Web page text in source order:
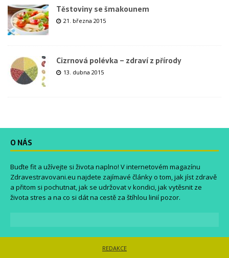
Těstoviny se šmakounem
21. března 2015
Cizrnová polévka – zdraví z přírody
13. dubna 2015
O NÁS
Buďte fit a užívejte si života naplno! V internetovém magazínu
Zdravestravovani.eu najdete zajímavé články o tom, jak jíst zdravě
a přitom si pochutnat, jak se udržovat v kondici, jak vytěsnit ze
života stres a na co si dát na cestě za štíhlou linií pozor.
REDAKCE